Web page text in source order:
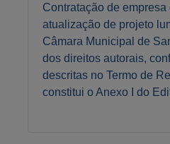
Contratação de
atualização de projeto
Câmara Municipal de
dos direitos autorais,
descritas no Termo de
constitui o Anexo I do